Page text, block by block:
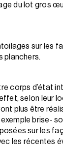
du lot gros
sur les
planchers.
corps d’état
selon leur
plus être
brise-
sur les
les récentes